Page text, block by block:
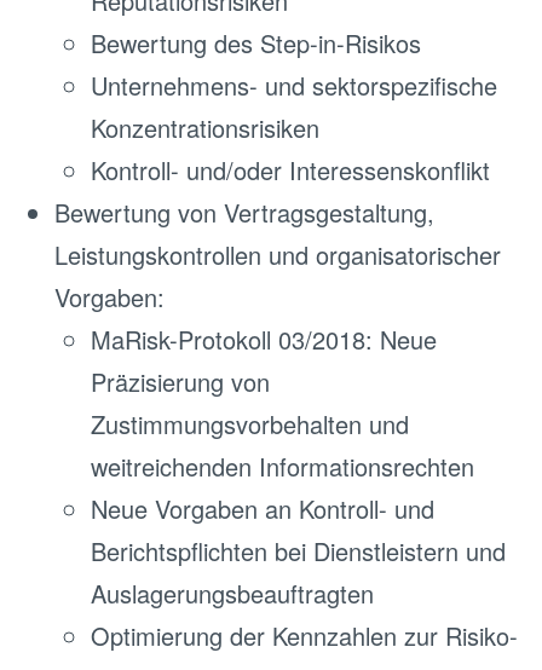
Bewertung des Step-in-Risikos
Unternehmens- und sektorspezifische
Konzentrationsrisiken
Kontroll- und/oder Interessenskonflikt
Bewertung von Vertragsgestaltung,
Leistungskontrollen und organisatorischer
Vorgaben:
MaRisk-Protokoll 03/2018: Neue
Präzisierung von
Zustimmungsvorbehalten und
weitreichenden Informationsrechten
Neue Vorgaben an Kontroll- und
Berichtspflichten bei Dienstleistern und
Auslagerungsbeauftragten
Optimierung der Kennzahlen zur Risiko-